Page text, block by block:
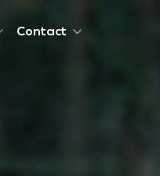
Contact